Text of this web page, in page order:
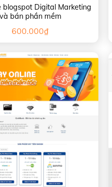
blogspot Digital Marketing
và bán phần mềm
600.000₫